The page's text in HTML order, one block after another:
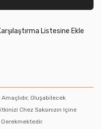
Listesine Ekle
Amaçlıdır, Oluşabilecek
Chez Saksınızın Içine
Gerekmektedir.